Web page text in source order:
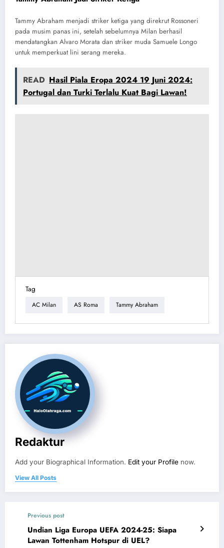
Tammy Abraham menjadi striker ketiga yang direkrut Rossoneri
pada musim panas ini, setelah sebelumnya Milan berhasil
mendatangkan Alvaro Morata dan striker muda Samuele Longo
untuk memperkuat lini serang mereka.
READ Hasil Piala Eropa 2024 19 Juni 2024:
Portugal dan Turki Terlalu Kuat Bagi Lawan!
Tag
AC Milan AS Roma Tammy Abraham
Redaktur
Add your Biographical Information. Edit your Profile now.
View All Posts
Previous post
Undian Liga Europa UEFA 2024-25: Siapa
Lawan Tottenham Hotspur di UEL?